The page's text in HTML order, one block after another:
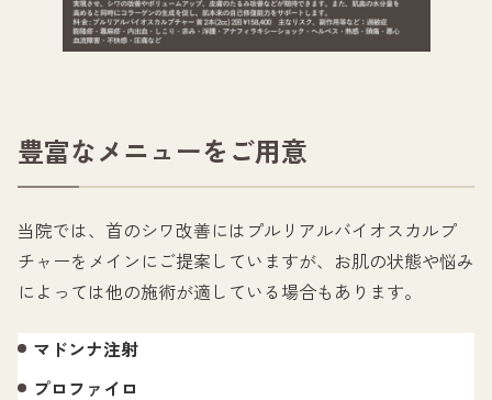
豊富なメニューをご用意
当院では、首のシワ改善にはプルリアルバイオスカルプ
チャーをメインにご提案していますが、お肌の状態や悩み
によっては他の施術が適している場合もあります。
マドンナ注射
プロファイロ